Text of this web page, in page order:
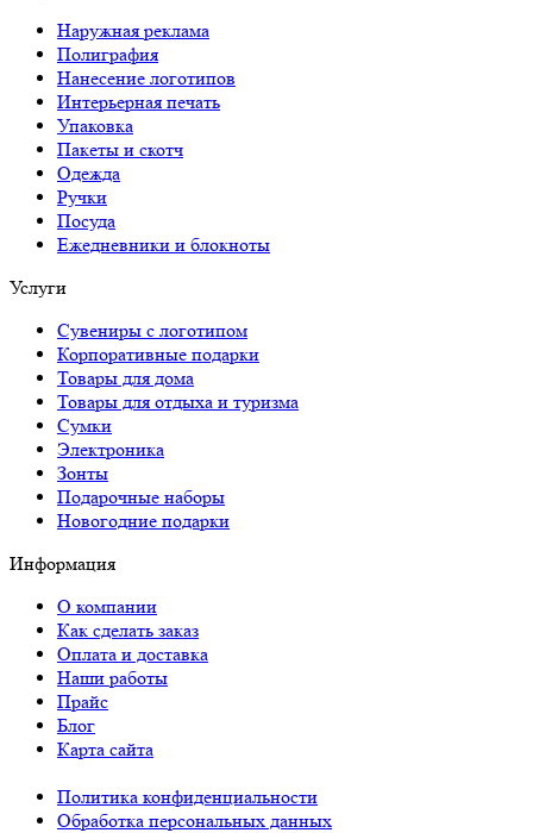
Наружная реклама
Полиграфия
Нанесение логотипов
Интерьерная печать
Упаковка
Пакеты и скотч
Одежда
Ручки
Посуда
Ежедневники и блокноты
Услуги
Сувениры с логотипом
Корпоративные подарки
Товары для дома
Товары для отдыха и туризма
Сумки
Электроника
Зонты
Подарочные наборы
Новогодние подарки
Информация
О компании
Как сделать заказ
Оплата и доставка
Наши работы
Прайс
Блог
Карта сайта
Политика конфиденциальности
Обработка персональных данных